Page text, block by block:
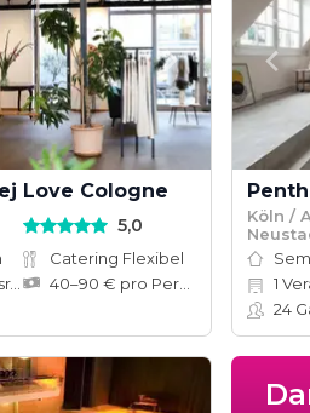
Love Cologne
5,0
Catering Flexibel
Köln /
1
24